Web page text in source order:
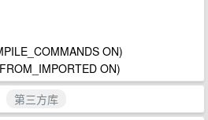
ON)
ON)
第三方库